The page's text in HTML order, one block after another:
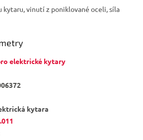
kytaru, vinutí z poniklované oceli, síla
elektrické kytary
kytara